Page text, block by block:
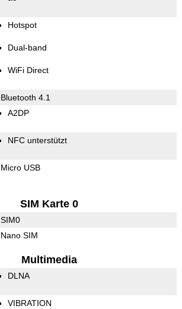
Hotspot
Dual-band
WiFi Direct
Bluetooth 4.1
A2DP
NFC unterstützt
Micro USB
SIM Karte 0
SIM0
Nano SIM
Multimedia
DLNA
VIBRATION